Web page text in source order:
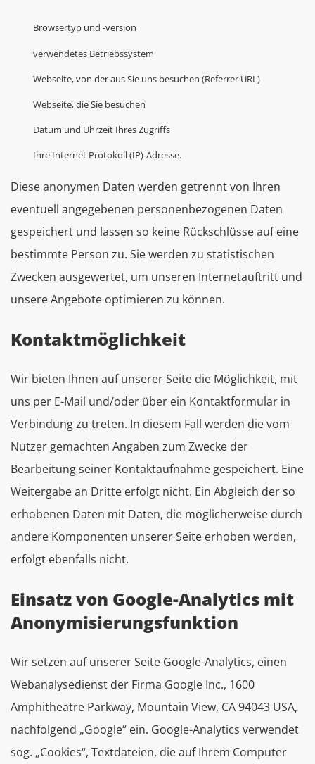
Browsertyp und -version
verwendetes Betriebssystem
Webseite, von der aus Sie uns besuchen (Referrer URL)
Webseite, die Sie besuchen
Datum und Uhrzeit Ihres Zugriffs
Ihre Internet Protokoll (IP)-Adresse.
Diese anonymen Daten werden getrennt von Ihren
eventuell angegebenen personenbezogenen Daten
gespeichert und lassen so keine Rückschlüsse auf eine
bestimmte Person zu. Sie werden zu statistischen
Zwecken ausgewertet, um unseren Internetauftritt und
unsere Angebote optimieren zu können.
Kontaktmöglichkeit
Wir bieten Ihnen auf unserer Seite die Möglichkeit, mit
uns per E-Mail und/oder über ein Kontaktformular in
Verbindung zu treten. In diesem Fall werden die vom
Nutzer gemachten Angaben zum Zwecke der
Bearbeitung seiner Kontaktaufnahme gespeichert. Eine
Weitergabe an Dritte erfolgt nicht. Ein Abgleich der so
erhobenen Daten mit Daten, die möglicherweise durch
andere Komponenten unserer Seite erhoben werden,
erfolgt ebenfalls nicht.
Einsatz von Google-Analytics mit
Anonymisierungsfunktion
Wir setzen auf unserer Seite Google-Analytics, einen
Webanalysedienst der Firma Google Inc., 1600
Amphitheatre Parkway, Mountain View, CA 94043 USA,
nachfolgend „Google“ ein. Google-Analytics verwendet
sog. „Cookies“, Textdateien, die auf Ihrem Computer